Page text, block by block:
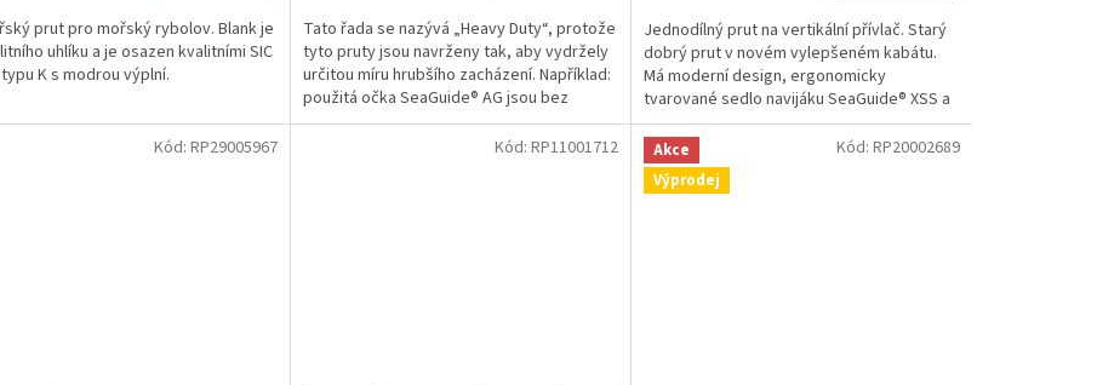
prut pro mořský rybolov. Blank je
uhlíku a je osazen kvalitními SIC
K s modrou výplní.
Tato řada se nazývá „Heavy Duty“, protože
tyto pruty jsou navrženy tak, aby vydržely
určitou míru hrubšího zacházení. Například:
použitá očka SeaGuide® AG jsou bez
keramické...
Jednodílný prut na vertikální přívlač. Starý
dobrý prut v novém vylepšeném kabátu.
Má moderní design, ergonomicky
tvarované sedlo navijáku SeaGuide® XSS a
je velmi lehký. Část...
Kód: RP29005967 Kód: RP11001712
Akce
Výprodej
Kód: RP20002689